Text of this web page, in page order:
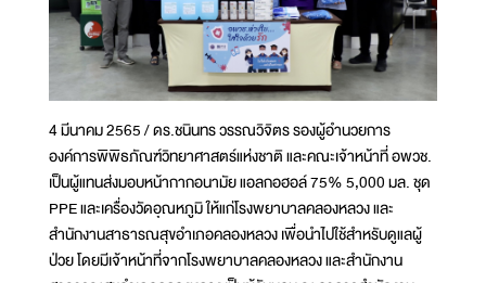
4 มีนาคม 2565 / ดร.ชนินทร วรรณวิจิตร รองผู้อำนวยการ
องค์การพิพิธภัณฑ์วิทยาศาสตร์แห่งชาติ และคณะเจ้าหน้าที่ อพวช.
เป็นผู้แทนส่งมอบหน้ากากอนามัย แอลกอฮอล์ 75% 5,000 มล. ชุด
PPE และเครื่องวัดอุณหภูมิ ให้แก่โรงพยาบาลคลองหลวง และ
สำนักงานสาธารณสุขอำเภอคลองหลวง เพื่อนำไปใช้สำหรับดูแลผู้
ป่วย โดยมีเจ้าหน้าที่จากโรงพยาบาลคลองหลวง และสำนักงาน